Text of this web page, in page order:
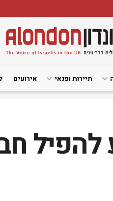
תיירות ופנאי אירועים